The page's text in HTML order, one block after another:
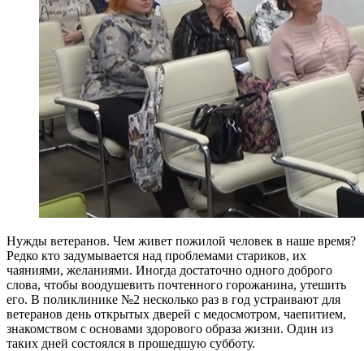
Нужды ветеранов. Чем живет пожилой человек в наше время?
Редко кто задумывается над проблемами стариков, их
чаяниями, желаниями. Иногда достаточно одного доброго
слова, чтобы воодушевить почтенного горожанина, утешить
его. В поликлинике №2 несколько раз в год устраивают для
ветеранов день открытых дверей с медосмотром, чаепитием,
знакомством с основами здорового образа жизни. Один из
таких дней состоялся в прошедшую субботу.